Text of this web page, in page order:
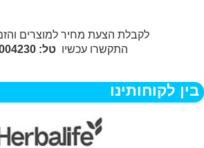
לקבלת הצעת מחיר למוצרים
התקשרו עכשיו טל: 077-3004230
בין לקוחותינו